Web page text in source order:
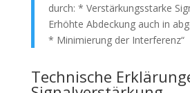
durch: * Verstärkungsstarke
Erhöhte Abdeckung auch in
* Minimierung der Interferenz“
Technische